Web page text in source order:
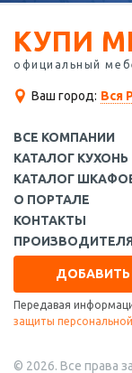
КУПИ
официальный
Ваш город: Вся
ВСЕ КОМПАНИИ
КАТАЛОГ КУХОНЬ
КАТАЛОГ
О ПОРТАЛЕ
КОНТАКТЫ
Передавая
защиты
© 2026. Все права